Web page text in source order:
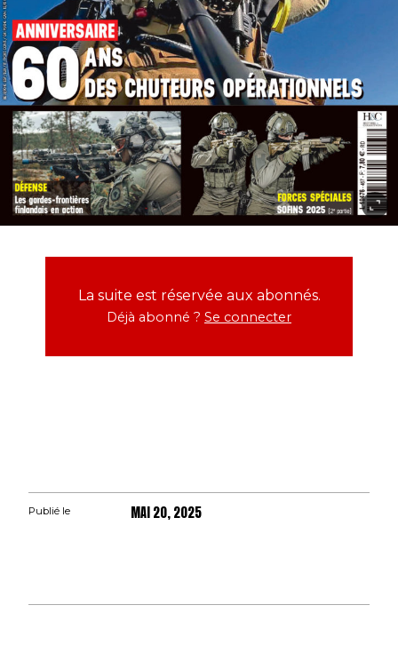
La suite est réservée aux abonnés.
Déjà abonné ? Se connecter
Publié le MAI 20, 2025